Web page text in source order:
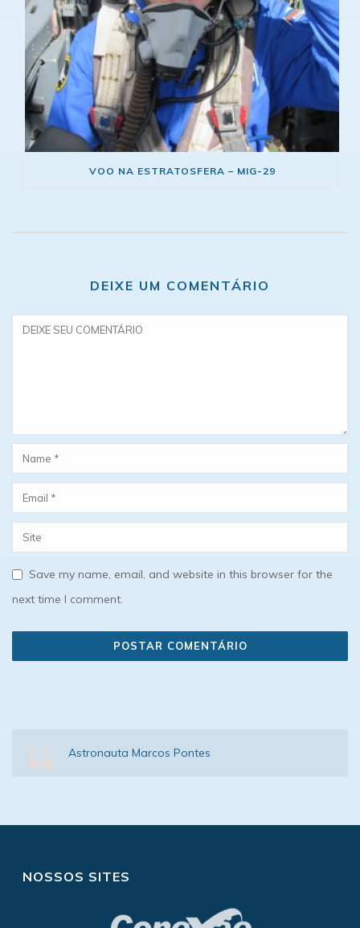
VOO NA ESTRATOSFERA – MIG-29
DEIXE UM COMENTÁRIO
Save my name, email, and website in this browser for the
next time I comment.
Astronauta Marcos Pontes
NOSSOS SITES